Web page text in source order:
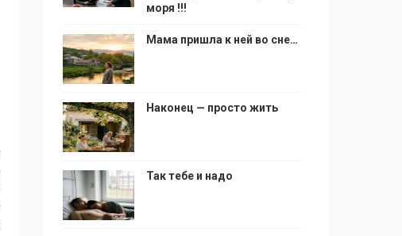
моря !!!
Мама пришла к ней во сне…
Наконец — просто жить
Так тебе и надо